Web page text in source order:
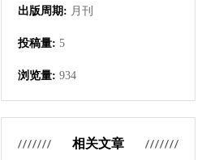
出版周期: 月刊
投稿量: 5
浏览量: 934
相关文章